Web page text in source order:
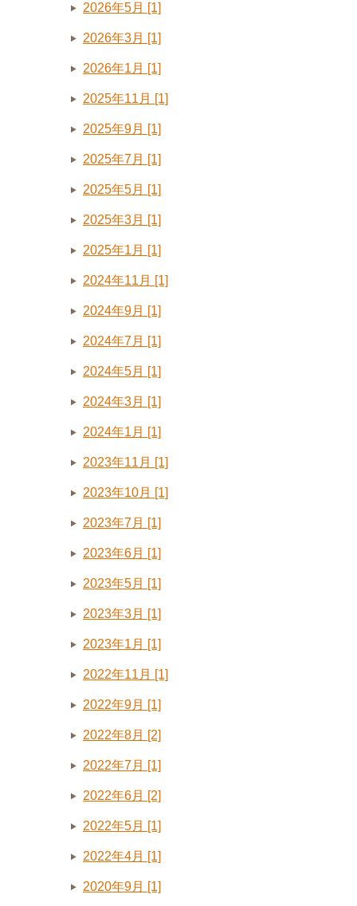
2026年5月 [1]
2026年3月 [1]
2026年1月 [1]
2025年11月 [1]
2025年9月 [1]
2025年7月 [1]
2025年5月 [1]
2025年3月 [1]
2025年1月 [1]
2024年11月 [1]
2024年9月 [1]
2024年7月 [1]
2024年5月 [1]
2024年3月 [1]
2024年1月 [1]
2023年11月 [1]
2023年10月 [1]
2023年7月 [1]
2023年6月 [1]
2023年5月 [1]
2023年3月 [1]
2023年1月 [1]
2022年11月 [1]
2022年9月 [1]
2022年8月 [2]
2022年7月 [1]
2022年6月 [2]
2022年5月 [1]
2022年4月 [1]
2020年9月 [1]